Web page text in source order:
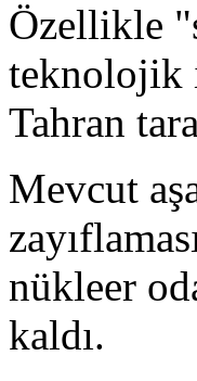
Özellikle
teknolojik
Tahran
Mevcut
nükleer
kaldı.